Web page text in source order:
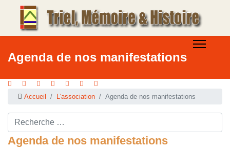
Agenda de nos manifestations
Accueil L'association Agenda de nos manifestations
Rechercher ...
Agenda de nos manifestations